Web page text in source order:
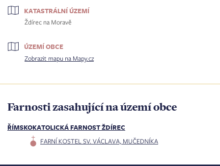
KATASTRÁLNÍ ÚZEMÍ
Ždírec na Moravě
ÚZEMÍ OBCE
Zobrazit mapu na Mapy.cz
Farnosti zasahující na území obce
ŘÍMSKOKATOLICKÁ FARNOST ŽDÍREC
FARNÍ KOSTEL SV. VÁCLAVA, MUČEDNÍKA